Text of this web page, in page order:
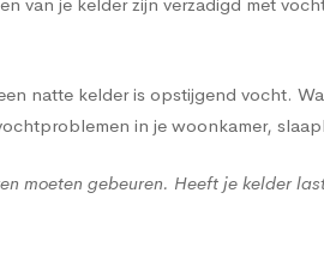
natte kelder is opstijgend vocht.
in je woonkamer,
moeten gebeuren. Heeft je kelder